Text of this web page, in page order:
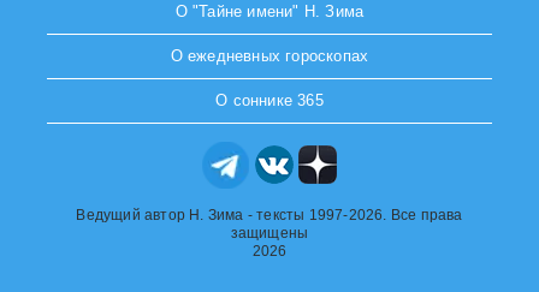
О "Тайне имени" Н. Зима
О ежедневных гороскопах
О соннике 365
Ведущий автор Н. Зима - тексты 1997-2026. Все права
защищены
2026